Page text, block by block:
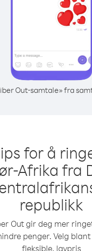
Out-samtale» fra
for å
Afrika fra
republikk
Out gir deg mer
penger. Velg
fleksible, lavpris